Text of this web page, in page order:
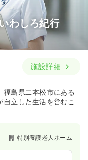
わしろ紀行
施設詳細
福島県二本松市にある
立した生活を営むこ
特別養護老人ホーム